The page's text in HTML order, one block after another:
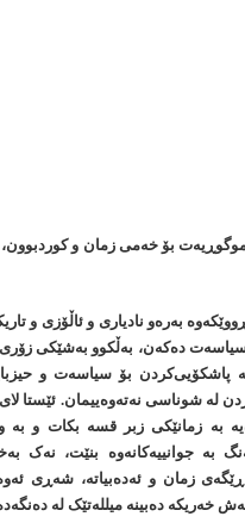
بۆ خەمی زمان و کوردبوون،
بەرەو نادیاری و ئاڵۆزی و
دەکەن، بەڵکوو بەشێکی
پاشکۆیی‌کردن بۆ سیاسەت و
لە شوناسی نەتەوەییمان. ئێستا
بە زمانێکی زبر قسە بکات و بە
بە جوانییەکانەوە بنێت، نەک
زمان و ئەدەبیاتە، شەڕی
خەریکە دەبینە میللەتێک لە